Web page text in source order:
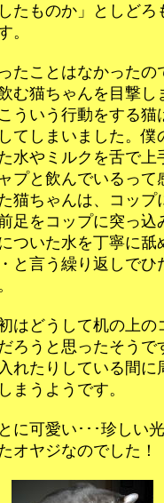
たものか」としどろ
。
ことはなかったの
む猫ちゃんを目撃し
ういう行動をする猫
てしまいました。僕
水やミルクを舌で上
プと飲んでいるって
猫ちゃんは、コップ
足をコップに突っ込
ついた水を丁寧に舐
と言う繰り返しでひ
はどうして机の上の
ろうと思ったそうで
れたりしている間に
まうようです。
に可愛い･･･珍しい
オヤジなのでした！